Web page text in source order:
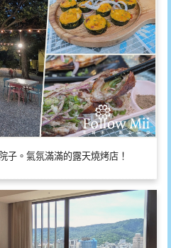
子。氣氛滿滿的露天燒烤店！